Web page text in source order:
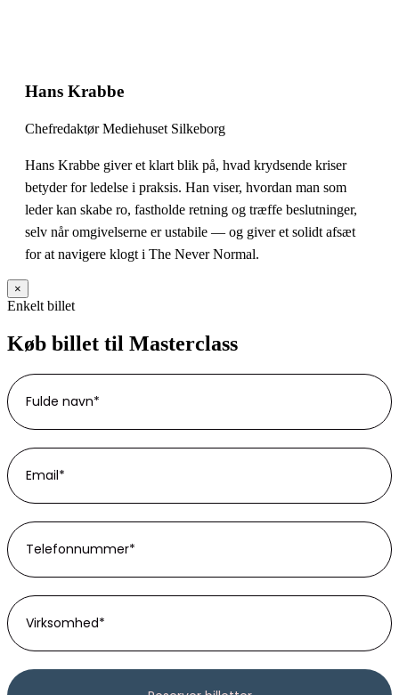
Hans Krabbe
Chefredaktør Mediehuset Silkeborg
Hans Krabbe giver et klart blik på, hvad krydsende kriser
betyder for ledelse i praksis. Han viser, hvordan man som
leder kan skabe ro, fastholde retning og træffe beslutninger,
selv når omgivelserne er ustabile — og giver et solidt afsæt
for at navigere klogt i The Never Normal.
×
Enkelt billet
Køb billet til Masterclass